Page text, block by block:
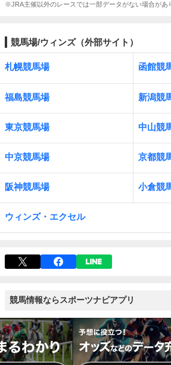
※JRA主催以外のレースでは一部データがない場合があ
競馬場/ウィンズ（外部サイト）
札幌競馬場 函館競
福島競馬場 新潟競
東京競馬場 中山競
中京競馬場 京都競
阪神競馬場 小倉競
ウィンズ・エクセル
競馬情報ならスポーツナビアプリ